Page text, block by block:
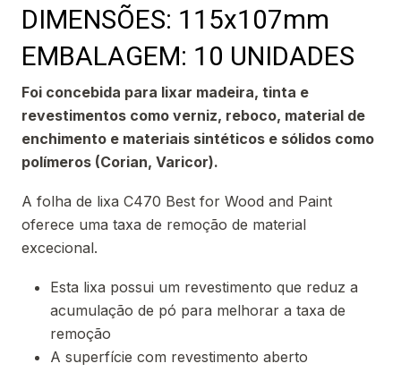
DIMENSÕES: 115x107mm
EMBALAGEM: 10 UNIDADES
Foi concebida para lixar madeira, tinta e
revestimentos como verniz, reboco, material de
enchimento e materiais sintéticos e sólidos como
polímeros (Corian, Varicor).
A folha de lixa C470 Best for Wood and Paint
oferece uma taxa de remoção de material
excecional.
Esta lixa possui um revestimento que reduz a
acumulação de pó para melhorar a taxa de
remoção
A superfície com revestimento aberto